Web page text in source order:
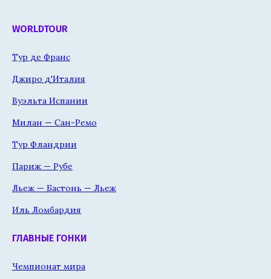
WORLDTOUR
Тур де Франс
Джиро д'Италия
Вуэльта Испании
Милан — Сан-Ремо
Тур Фландрии
Париж — Рубе
Льеж — Бастонь — Льеж
Иль Ломбардия
ГЛАВНЫЕ ГОНКИ
Чемпионат мира